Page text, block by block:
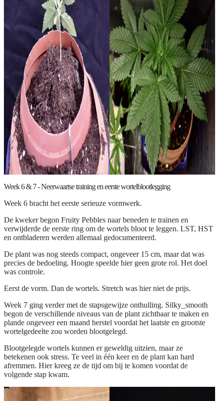
Week 6 & 7 - Neerwaartse training en eerste wortelblootlegging
Week 6 bracht het eerste serieuze vormwerk.
De kweker begon Fruity Pebbles naar beneden te trainen en
verwijderde de eerste ring om de wortels bloot te leggen. LST, HST
en ontbladeren werden allemaal gedocumenteerd.
De plant was nog steeds compact, ongeveer 15 cm, maar dat was
precies de bedoeling. Hoogte speelde hier geen grote rol. Het doel
was controle.
Eerst de vorm. Dan de wortels. Stretch was hier niet de prijs.
Week 7 ging verder met de stapsgewijze onthulling. Silky_smooth
begon de verschillende niveaus van de plant zichtbaar te maken en
plande ongeveer een maand herstel voordat het laatste en grootste
wortelgedeelte zou worden blootgelegd.
Blootgelegde wortels kunnen er geweldig uitzien, maar ze
betekenen ook stress. Te veel in één keer en de plant kan hard
afremmen. Hier kreeg ze de tijd om bij te komen voordat de
volgende stap kwam.